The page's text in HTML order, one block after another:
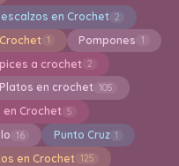
en Crochet 2
1 Pompones 1
a crochet 2
en crochet 105
en Crochet 5
16 Punto Cruz 1
en Crochet 125